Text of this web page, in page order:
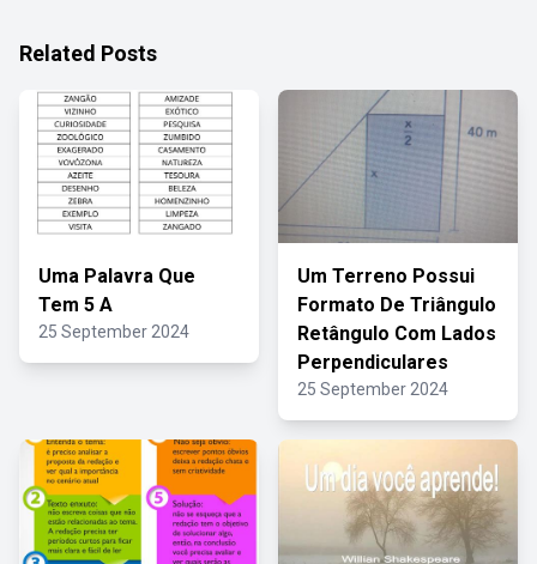
Related Posts
Uma Palavra Que
Tem 5 A
25 September 2024
Um Terreno Possui
Formato De Triângulo
Retângulo Com Lados
Perpendiculares
25 September 2024